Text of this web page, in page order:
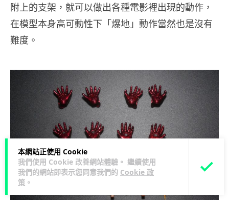
本網站正使用 Cookie
我們使用 Cookie 改善網站體驗。 繼續使用
我們的網站即表示您同意我們的 Cookie 政
策 。
附上的支架，就可以做出各種電影裡出現的動作，
在模型本身高可動性下「爆地」動作當然也是沒有
難度。